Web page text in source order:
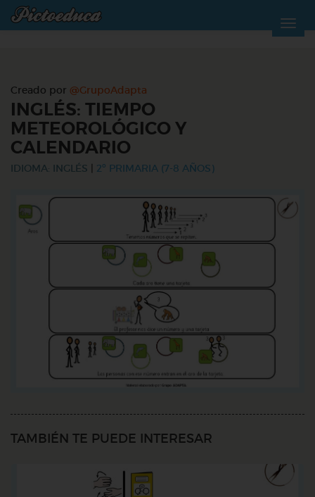
Creado por @GrupoAdapta
INGLÉS: TIEMPO
METEOROLÓGICO Y
CALENDARIO
IDIOMA: INGLÉS 2º PRIMARIA (7-8 AÑOS)
TAMBIÉN TE PUEDE INTERESAR